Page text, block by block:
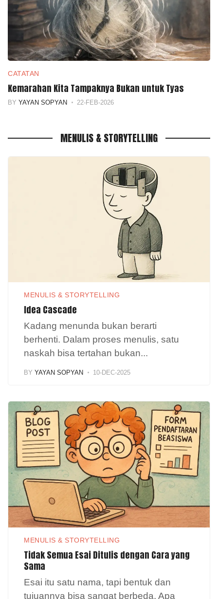
CATATAN
Kemarahan Kita Tampaknya Bukan untuk Tyas
BY YAYAN SOPYAN 22-FEB-2026
MENULIS & STORYTELLING
MENULIS & STORYTELLING
Idea Cascade
Kadang menunda bukan berarti
berhenti. Dalam proses menulis, satu
naskah bisa tertahan bukan...
BY YAYAN SOPYAN 10-DEC-2025
MENULIS & STORYTELLING
Tidak Semua Esai Ditulis dengan Cara yang
Sama
Esai itu satu nama, tapi bentuk dan
tujuannya bisa sangat berbeda. Apa